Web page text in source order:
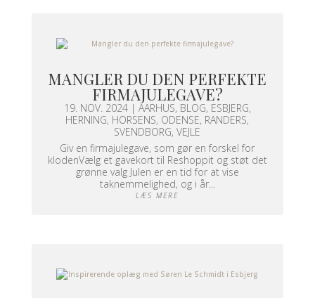
MANGLER DU DEN PERFEKTE
FIRMAJULEGAVE?
19. NOV. 2024| AARHUS, BLOG, ESBJERG,
HERNING, HORSENS, ODENSE, RANDERS,
SVENDBORG,VEJLE
Giv en firmajulegave, som gør en forskel for
klodenVælg et gavekort til Reshoppit og støt det
grønne valg Julen er en tid for at vise
taknemmelighed, og i år...
LÆS MERE